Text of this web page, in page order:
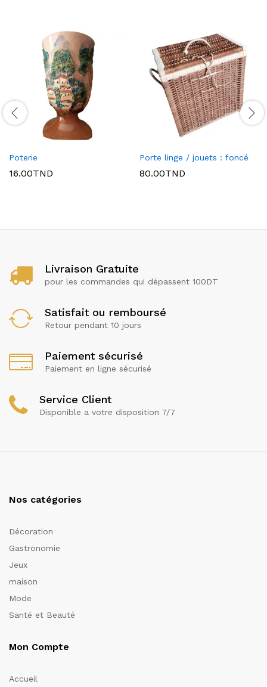
Poterie
16.00TND
Porte linge / jouets : foncé
80.00TND
Livraison Gratuite
pour les commandes qui dépassent 100DT
Satisfait ou remboursé
Retour pendant 10 jours
Paiement sécurisé
Paiement en ligne sécurisé
Service Client
Disponible a votre disposition 7/7
Nos catégories
Décoration
Gastronomie
Jeux
maison
Mode
Santé et Beauté
Mon Compte
Accueil